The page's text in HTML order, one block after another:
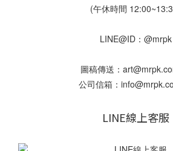
(午休時間
LINE@ID：@mrpk
圖稿傳送：
公司信箱：
LINE線上客服